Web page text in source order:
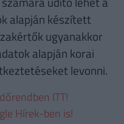
alapján készített
ugyanakkor
alapján korai
levonni.
ITT!
Hírek-ben is!